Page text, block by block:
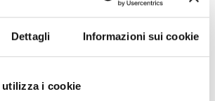
Dettagli Informazioni sui cookie
i cookie